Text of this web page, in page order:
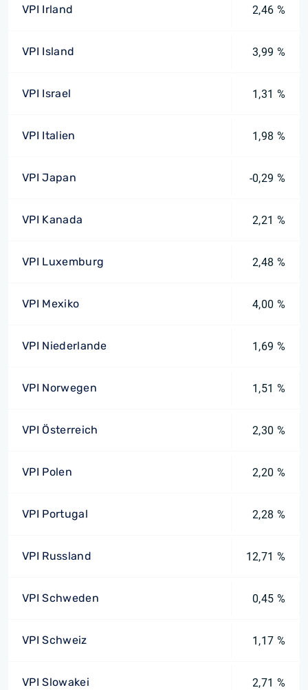
VPI Irland 2,46 %
VPI Island 3,99 %
VPI Israel 1,31 %
VPI Italien 1,98 %
VPI Japan -0,29 %
VPI Kanada 2,21 %
VPI Luxemburg 2,48 %
VPI Mexiko 4,00 %
VPI Niederlande 1,69 %
VPI Norwegen 1,51 %
VPI Österreich 2,30 %
VPI Polen 2,20 %
VPI Portugal 2,28 %
VPI Russland 12,71 %
VPI Schweden 0,45 %
VPI Schweiz 1,17 %
VPI Slowakei 2,71 %